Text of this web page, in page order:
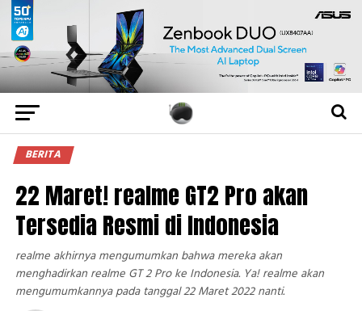
BERITA
22 Maret! realme GT2 Pro akan
Tersedia Resmi di Indonesia
realme akhirnya mengumumkan bahwa mereka akan
menghadirkan realme GT 2 Pro ke Indonesia. Ya! realme akan
mengumumkannya pada tanggal 22 Maret 2022 nanti.